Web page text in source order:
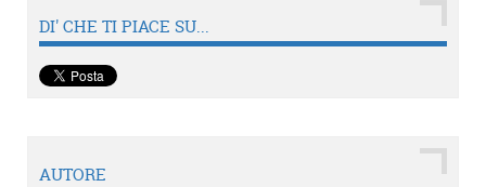
DI' CHE TI PIACE SU...
AUTORE